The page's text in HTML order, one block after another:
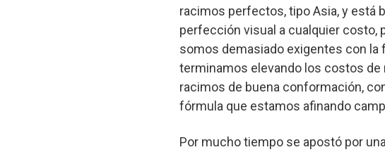
racimos perfectos, tipo Asia, y está
perfección visual a cualquier costo,
somos demasiado exigentes con la
terminamos elevando los costos de
racimos de buena conformación,
fórmula que estamos afinando
Por mucho tiempo se apostó por